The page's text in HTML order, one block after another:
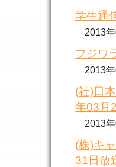
学生通
2013
フジワ
2013
(社)日
年03月
2013
(株)キ
31日放